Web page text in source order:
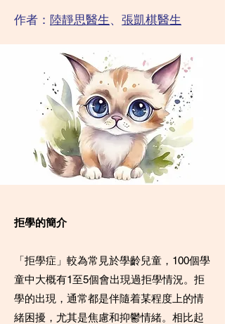
​作者： 陸靜思醫生 、 張凱棋醫生
​拒學的簡介
「拒學症」較為常見於學齡兒童，100個學
童中大概有1至5個會出現過拒學情況。拒
學的出現，通常都是伴隨着某程度上的情
緒困擾，尤其是焦慮和抑鬱情緒。相比起